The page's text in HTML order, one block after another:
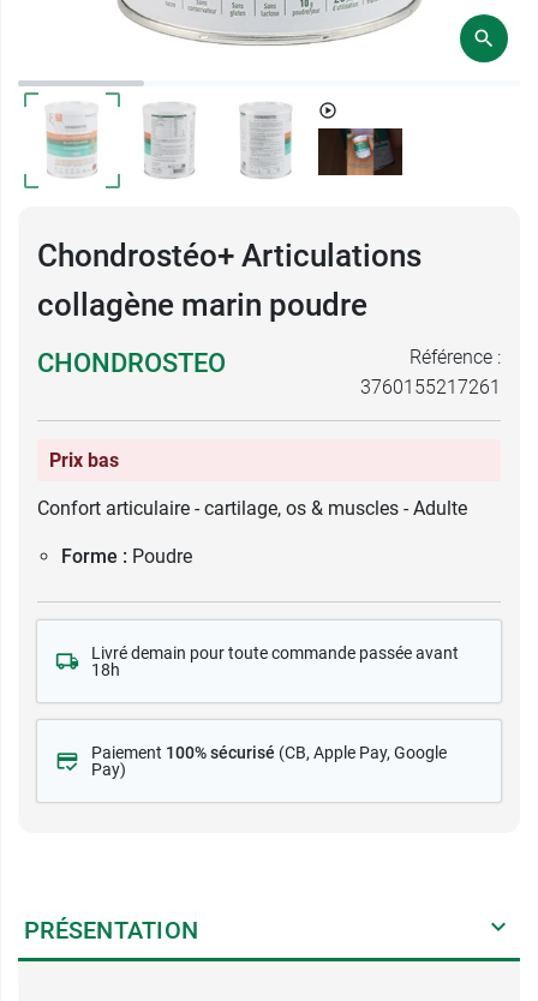
Chondrostéo+ Articulations
collagène marin poudre
CHONDROSTEO
Référence :
3760155217261
Prix bas
Confort articulaire - cartilage, os & muscles - Adulte
Forme : Poudre
Livré demain pour toute commande passée avant
18h
Paiement 100% sécurisé (CB, Apple Pay, Google
Pay)
PRÉSENTATION